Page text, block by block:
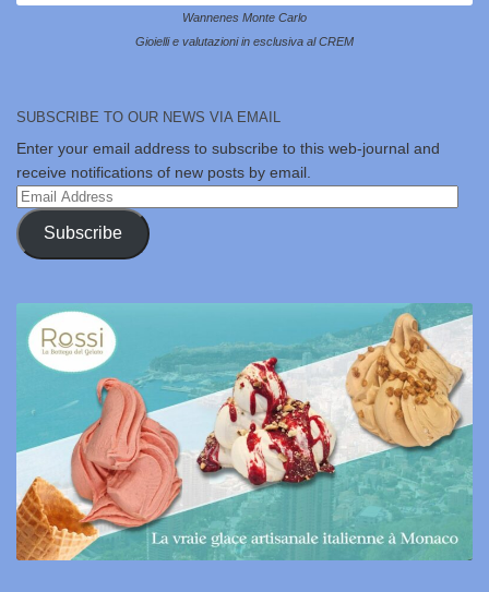
Wannenes Monte Carlo
Gioielli e valutazioni in esclusiva al CREM
SUBSCRIBE TO OUR NEWS VIA EMAIL
Enter your email address to subscribe to this web-journal and
receive notifications of new posts by email.
Email
Address
Subscribe